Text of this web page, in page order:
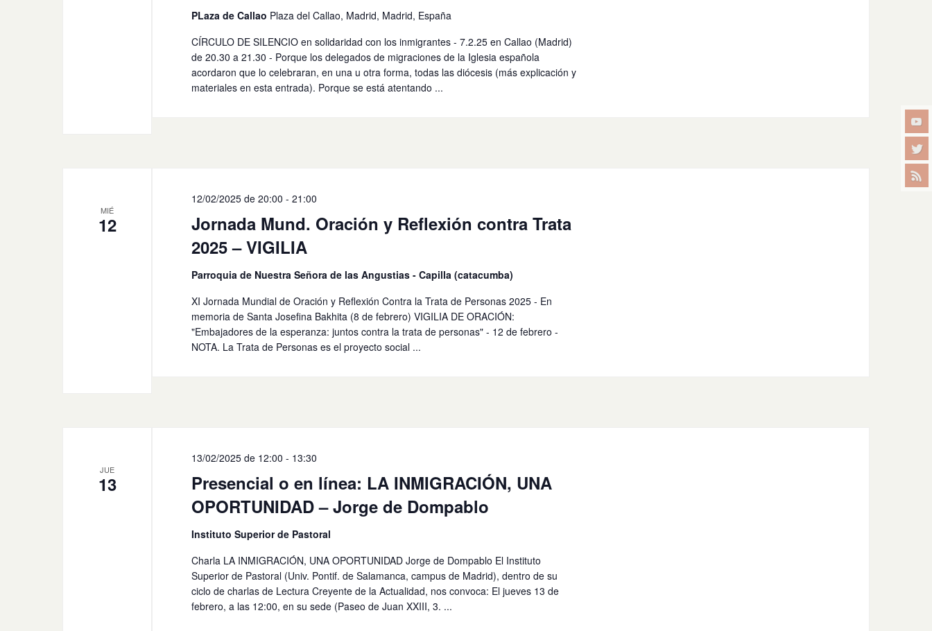
PLaza de Callao Plaza del Callao, Madrid, Madrid, España
CÍRCULO DE SILENCIO en solidaridad con los inmigrantes - 7.2.25 en Callao (Madrid)
de 20.30 a 21.30 - Porque los delegados de migraciones de la Iglesia española
acordaron que lo celebraran, en una u otra forma, todas las diócesis (más explicación y
materiales en esta entrada). Porque se está atentando ...
MIÉ
12
Jornada Mund. Oración y Reflexión contra Trata
2025 – VIGILIA
12/02/2025 de 20:00 -21:00
Parroquia de Nuestra Señora de las Angustias - Capilla (catacumba)
XI Jornada Mundial de Oración y Reflexión Contra la Trata de Personas 2025 - En
memoria de Santa Josefina Bakhita (8 de febrero) VIGILIA DE ORACIÓN:
"Embajadores de la esperanza: juntos contra la trata de personas" - 12 de febrero -
NOTA. La Trata de Personas es el proyecto social ...
JUE
13
Presencial o en línea: LA INMIGRACIÓN, UNA
OPORTUNIDAD – Jorge de Dompablo
13/02/2025 de 12:00 - 13:30
Instituto Superior de Pastoral
Charla LA INMIGRACIÓN, UNA OPORTUNIDAD Jorge de Dompablo El Instituto
Superior de Pastoral (Univ. Pontif. de Salamanca, campus de Madrid), dentro de su
ciclo de charlas de Lectura Creyente de la Actualidad, nos convoca: El jueves 13 de
febrero, a las 12:00, en su sede (Paseo de Juan XXIII, 3. ...